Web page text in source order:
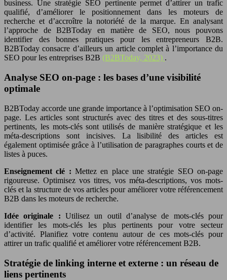
business. Une stratégie SEO pertinente permet d’attirer un trafic
qualifié, d’améliorer le positionnement dans les moteurs de
recherche et d’accroître la notoriété de la marque. En analysant
l’approche de B2BToday en matière de SEO, nous pouvons
identifier des bonnes pratiques pour les entrepreneurs B2B.
B2BToday consacre d’ailleurs un article complet à l’importance du
SEO pour les entreprises B2B (B2BToday, 2023) .
Analyse SEO on-page : les bases d’une visibilité
optimale
B2BToday accorde une grande importance à l’optimisation SEO on-
page. Les articles sont structurés avec des titres et des sous-titres
pertinents, les mots-clés sont utilisés de manière stratégique et les
méta-descriptions sont incisives. La lisibilité des articles est
également optimisée grâce à l’utilisation de paragraphes courts et de
listes à puces.
Enseignement clé : Mettez en place une stratégie SEO on-page
rigoureuse. Optimisez vos titres, vos méta-descriptions, vos mots-
clés et la structure de vos articles pour améliorer votre référencement
B2B dans les moteurs de recherche.
Idée originale : Utilisez un outil d’analyse de mots-clés pour
identifier les mots-clés les plus pertinents pour votre secteur
d’activité. Planifiez votre contenu autour de ces mots-clés pour
attirer un trafic qualifié et améliorer votre référencement B2B.
Stratégie de linking interne et externe : un réseau de
liens pertinents